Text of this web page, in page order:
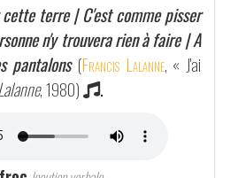
terre | C'est comme pisser
n'y trouvera rien à faire | A
pantalons (Francis Lalanne, « J'ai
, 1980) .